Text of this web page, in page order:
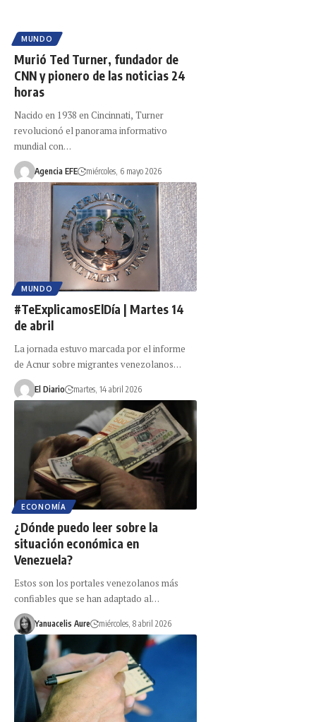
MUNDO
Murió Ted Turner, fundador de
CNN y pionero de las noticias 24
horas
Nacido en 1938 en Cincinnati, Turner
revolucionó el panorama informativo
mundial con…
Agencia EFE miércoles, 6 mayo 2026
MUNDO
#TeExplicamosElDía | Martes 14
de abril
La jornada estuvo marcada por el informe
de Acnur sobre migrantes venezolanos…
El Diario martes, 14 abril 2026
ECONOMÍA
¿Dónde puedo leer sobre la
situación económica en
Venezuela?
Estos son los portales venezolanos más
confiables que se han adaptado al…
Yanuacelis Aure miércoles, 8 abril 2026